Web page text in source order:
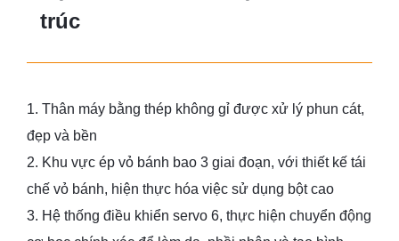
trúc
1. Thân máy bằng thép không gỉ được xử lý phun cát,
đẹp và bền
2. Khu vực ép vỏ bánh bao 3 giai đoạn, với thiết kế tái
chế vỏ bánh, hiện thực hóa việc sử dụng bột cao
3. Hệ thống điều khiển servo 6, thực hiện chuyển động